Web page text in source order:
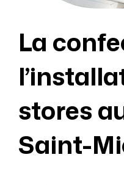
La
stores
Saint-